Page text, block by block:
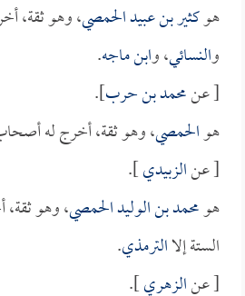
هوكثير بن عبيد الحمصي، وهو ثقة،
والنسائي، وابن ماجه.
[ عنمحمد بن حرب].
هوالحمصي، وهو ثقة، أخرج له
[ عنالزبيدي].
هومحمد بن الوليد الحمصي، وهو
الستة إلاالترمذي.
[ عنالزهري].